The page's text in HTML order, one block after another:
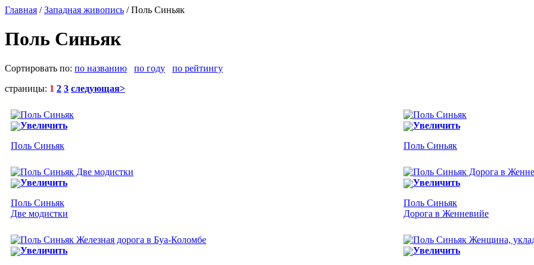
Главная /Западная живопись / Поль Синьяк
Поль Синьяк
Сортировать по: по названию по году
по рейтингу
страницы: 1 2 3 следующая>
Увеличить
Поль Синьяк
Увеличить
Поль Синьяк
Увеличить
Поль Синьяк
Две модистки
Увеличить
Поль Синьяк
Дорога в Женневийе
Увеличить Увеличить